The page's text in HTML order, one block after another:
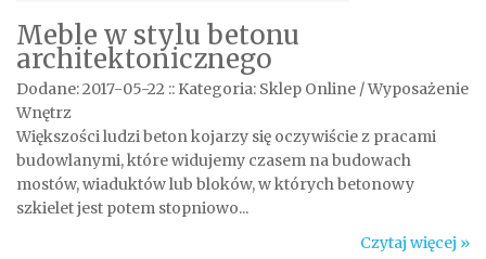
Meble w stylu betonu
architektonicznego
Dodane: 2017-05-22 :: Kategoria: Sklep Online / Wyposażenie
Wnętrz
Większości ludzi beton kojarzy się oczywiście z pracami
budowlanymi, które widujemy czasem na budowach
mostów, wiaduktów lub bloków, w których betonowy
szkielet jest potem stopniowo...
Czytaj więcej »